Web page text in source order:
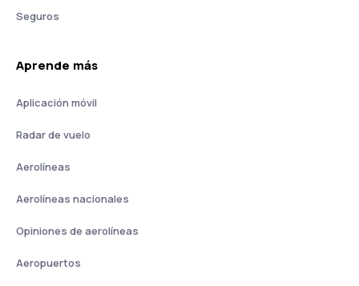
Seguros
Aprende más
Aplicación móvil
Radar de vuelo
Aerolíneas
Aerolíneas nacionales
Opiniones de aerolíneas
Aeropuertos